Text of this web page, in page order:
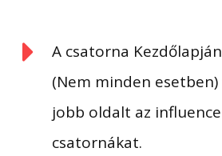
A csatorna
(Nem minden
jobb oldalt az
csatornákat.